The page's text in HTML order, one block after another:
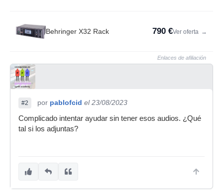
Behringer X32 Rack 790 €Ver oferta →
Enlaces de afiliación
#2 por pablofcid el 23/08/2023
Complicado intentar ayudar sin tener esos audios. ¿Qué
tal si los adjuntas?